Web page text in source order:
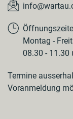
Montag -
08.30 - 11.30
Termine
Voranmeldung